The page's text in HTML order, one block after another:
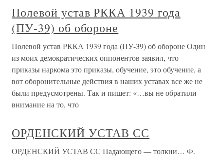
Полевой устав РККА 1939 года
(ПУ-39) об обороне
Полевой устав РККА 1939 года (ПУ-39) об обороне Один
из моих демократических оппонентов заявил, что
приказы наркома это приказы, обучение, это обучение, а
вот оборонительные действия в наших уставах все же не
были предусмотрены. Так и пишет: «…вы не обратили
внимание на то, что
ОРДЕНСКИЙ УСТАВ СС
ОРДЕНСКИЙ УСТАВ СС Падающего — толкни… Ф.